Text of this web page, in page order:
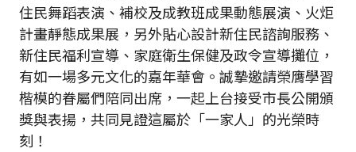
住民舞蹈表演、補校及成教班成果動態展演、火炬
計畫靜態成果展，另外貼心設計新住民諮詢服務、
新住民福利宣導、家庭衛生保健及政令宣導攤位，
有如一場多元文化的嘉年華會。誠摯邀請榮膺學習
楷模的眷屬們陪同出席，一起上台接受市長公開頒
獎與表揚，共同見證這屬於「一家人」的光榮時
刻！